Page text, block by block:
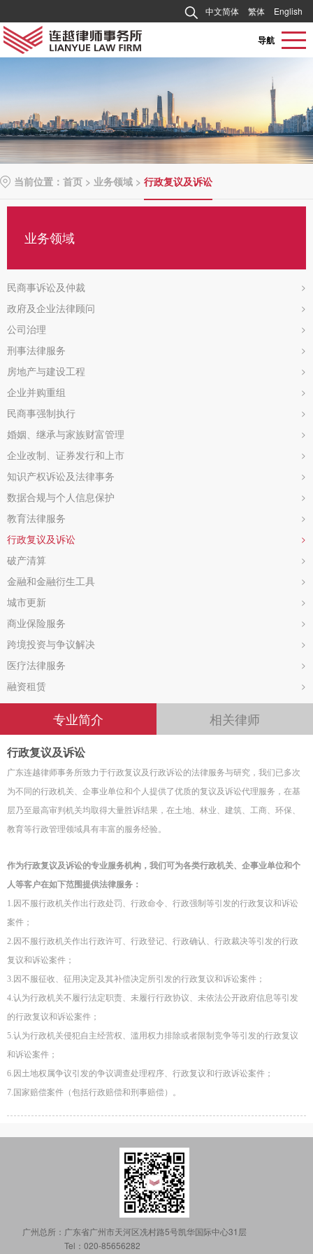
中文简体 繁体 English
导航
当前位置： 首页 > 业务领域 > 行政复议及诉讼
业务领域
民商事诉讼及仲裁 >
政府及企业法律顾问 >
公司治理 >
刑事法律服务 >
房地产与建设工程 >
企业并购重组 >
民商事强制执行 >
婚姻、继承与家族财富管理 >
企业改制、证券发行和上市 >
知识产权诉讼及法律事务 >
数据合规与个人信息保护 >
教育法律服务 >
行政复议及诉讼 >
破产清算 >
金融和金融衍生工具 >
城市更新 >
商业保险服务 >
跨境投资与争议解决 >
医疗法律服务 >
融资租赁 >
专业简介 相关律师
行政复议及诉讼
广东连越律师事务所致力于行政复议及行政诉讼的法律服务与研究，我们已多次
为不同的行政机关、企事业单位和个人提供了优质的复议及诉讼代理服务，在基
层乃至最高审判机关均取得大量胜诉结果，在土地、林业、建筑、工商、环保、
教育等行政管理领域具有丰富的服务经验。
作为行政复议及诉讼的专业服务机构，我们可为各类行政机关、企事业单位和个
人等客户在如下范围提供法律服务：
1.因不服行政机关作出行政处罚、行政命令、行政强制等引发的行政复议和诉讼
案件；
2.因不服行政机关作出行政许可、行政登记、行政确认、行政裁决等引发的行政
复议和诉讼案件；
3.因不服征收、征用决定及其补偿决定所引发的行政复议和诉讼案件；
4.认为行政机关不履行法定职责、未履行行政协议、未依法公开政府信息等引发
的行政复议和诉讼案件；
5.认为行政机关侵犯自主经营权、滥用权力排除或者限制竞争等引发的行政复议
和诉讼案件；
6.因土地权属争议引发的争议调查处理程序、行政复议和行政诉讼案件；
7.国家赔偿案件（包括行政赔偿和刑事赔偿）。
广州总所： 广东省广州市天河区冼村路5号凯华国际中心31层
Tel：020-85656282